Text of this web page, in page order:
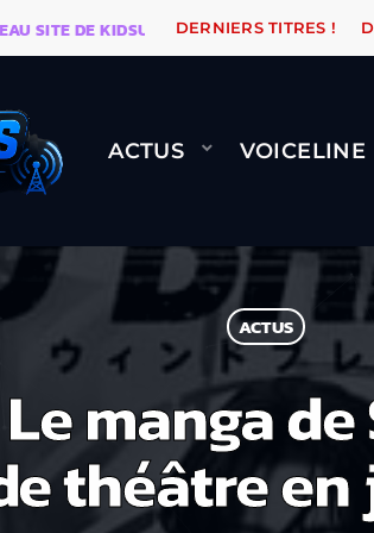
DE KIDSUNE WARÉTRO
DERNIERS TITRES !
ACTUS VOICELINE
ACTUS
manga
théâtre